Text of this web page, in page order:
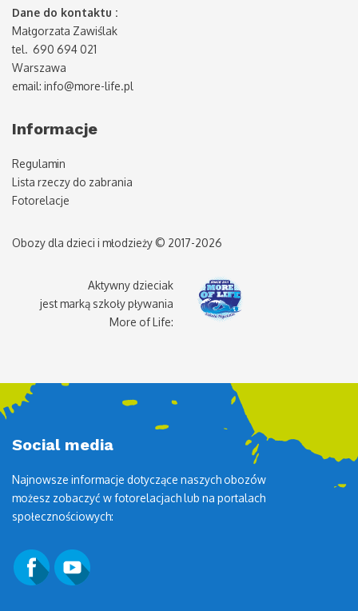
Dane do kontaktu :
Małgorzata Zawiślak
tel. 690 694 021
Warszawa
email: info@more-life.pl
Informacje
Regulamin
Lista rzeczy do zabrania
Fotorelacje
Obozy dla dzieci i młodzieży © 2017-2026
Aktywny dzieciak
jest marką szkoły pływania
More of Life:
Social media
Najnowsze informacje dotyczące naszych obozów
możesz zobaczyć w fotorelacjach lub na portalach
społecznościowych: